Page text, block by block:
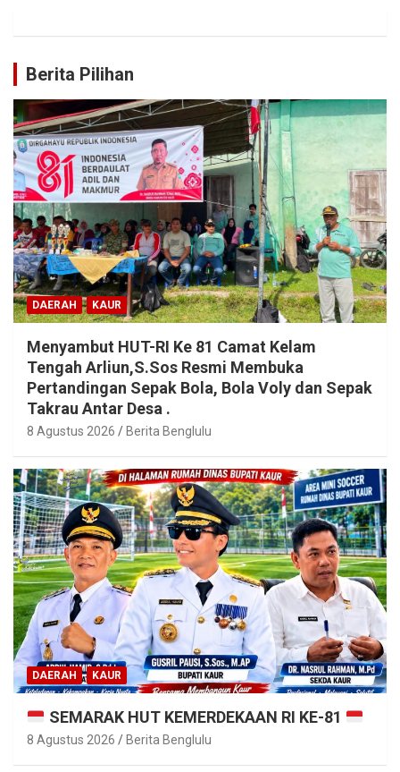
Berita Pilihan
DAERAH KAUR
Menyambut HUT-RI Ke 81 Camat Kelam
Tengah Arliun,S.Sos Resmi Membuka
Pertandingan Sepak Bola, Bola Voly dan Sepak
Takrau Antar Desa .
8 Agustus 2026 Berita Benglulu
DAERAH KAUR
SEMARAK HUT KEMERDEKAAN RI KE-81
8 Agustus 2026 Berita Benglulu